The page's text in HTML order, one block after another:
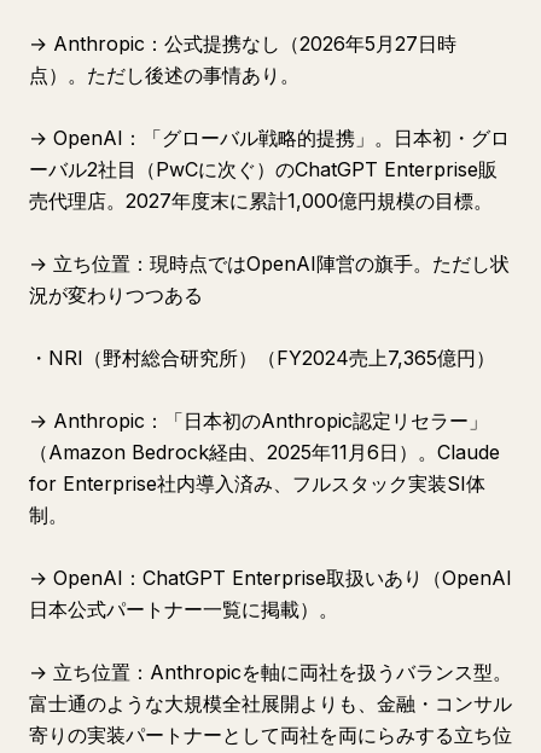
→ Anthropic：公式提携なし（2026年5月27日時
点）。ただし後述の事情あり。
→ OpenAI：「グローバル戦略的提携」。日本初・グロ
ーバル2社目（PwCに次ぐ）のChatGPT Enterprise販
売代理店。2027年度末に累計1,000億円規模の目標。
→ 立ち位置：現時点ではOpenAI陣営の旗手。ただし状
況が変わりつつある
・NRI（野村総合研究所）（FY2024売上7,365億円）
→ Anthropic：「日本初のAnthropic認定リセラー」
（Amazon Bedrock経由、2025年11月6日）。Claude
for Enterprise社内導入済み、フルスタック実装SI体
制。
→ OpenAI：ChatGPT Enterprise取扱いあり（OpenAI
日本公式パートナー一覧に掲載）。
→ 立ち位置：Anthropicを軸に両社を扱うバランス型。
富士通のような大規模全社展開よりも、金融・コンサル
寄りの実装パートナーとして両社を両にらみする立ち位